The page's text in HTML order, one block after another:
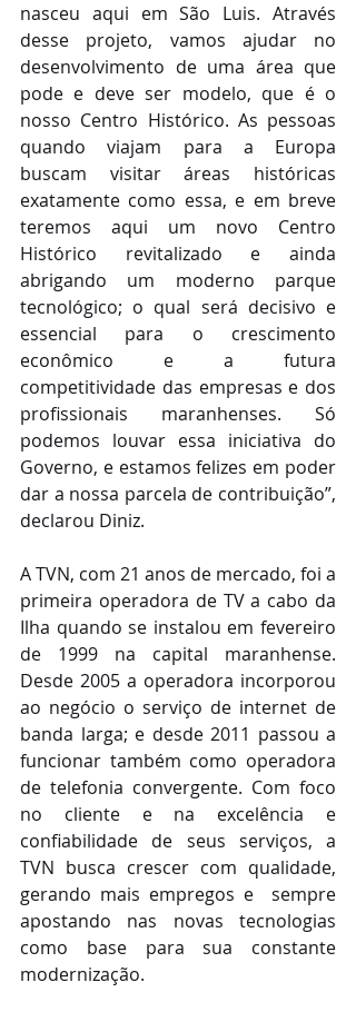
nasceu aqui em São Luis. Através
desse projeto, vamos ajudar no
desenvolvimento de uma área que
pode e deve ser modelo, que é o
nosso Centro Histórico. As pessoas
quando viajam para a Europa
buscam visitar áreas históricas
exatamente como essa, e em breve
teremos aqui um novo Centro
Histórico revitalizado e ainda
abrigando um moderno parque
tecnológico; o qual será decisivo e
essencial para o crescimento
econômico e a futura
competitividade das empresas e dos
profissionais maranhenses. Só
podemos louvar essa iniciativa do
Governo, e estamos felizes em poder
dar a nossa parcela de contribuição”,
declarou Diniz.
A TVN, com 21 anos de mercado, foi a
primeira operadora de TV a cabo da
Ilha quando se instalou em fevereiro
de 1999 na capital maranhense.
Desde 2005 a operadora incorporou
ao negócio o serviço de internet de
banda larga; e desde 2011 passou a
funcionar também como operadora
de telefonia convergente. Com foco
no cliente e na excelência e
confiabilidade de seus serviços, a
TVN busca crescer com qualidade,
gerando mais empregos e  sempre
apostando nas novas tecnologias
como base para sua constante
modernização.